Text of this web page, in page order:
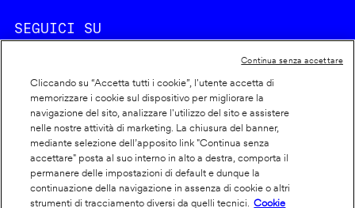
SEGUICI SU
Footer
info
Cookie policy
Dichiarazione di accessibilità
Privacy
Cliccando su “Accetta tutti i cookie”, l'utente accetta di
memorizzare i cookie sul dispositivo per migliorare la
navigazione del sito, analizzare l'utilizzo del sito e assistere
nelle nostre attività di marketing. La chiusura del banner,
mediante selezione dell’apposito link "Continua senza
accettare" posta al suo interno in alto a destra, comporta il
permanere delle impostazioni di default e dunque la
continuazione della navigazione in assenza di cookie o altri
strumenti di tracciamento diversi da quelli tecnici.
Cookie
Continua senza accettare